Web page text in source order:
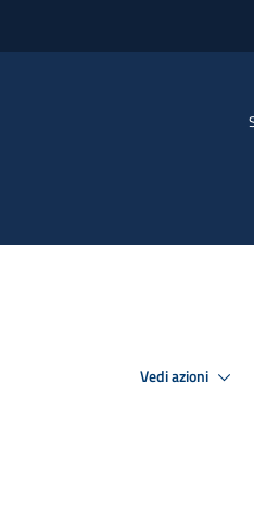
Vedi azioni